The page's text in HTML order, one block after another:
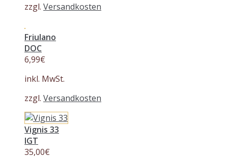
zzgl. Versandkosten
Friulano
DOC
6,99€
inkl. MwSt.
zzgl. Versandkosten
Vignis 33
IGT
35,00€